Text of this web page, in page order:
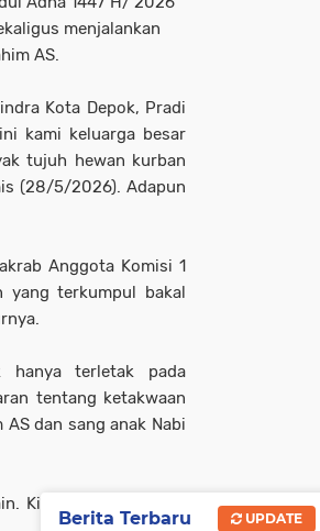
menjalankan
AS.
Kota Depok, Pradi
kami keluarga besar
tujuh hewan kurban
(28/5/2026). Adapun
Anggota Komisi 1
yang terkumpul bakal
terletak pada
tentang ketakwaan
dan sang anak Nabi
Kita makhluk sosial,”
Berita Terbaru UPDATE